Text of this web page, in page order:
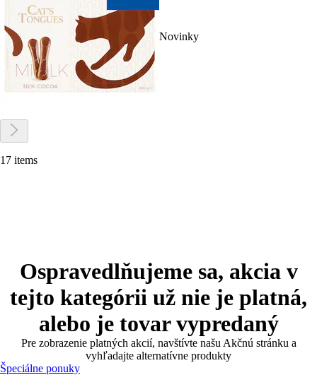
Novinky
17 items
Ospravedlňujeme sa, akcia v
tejto kategórii už nie je platná,
alebo je tovar vypredaný
Pre zobrazenie platných akcií, navštívte našu Akčnú stránku a
vyhľadajte alternatívne produkty
Špeciálne ponuky